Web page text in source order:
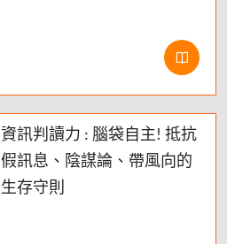
資訊判讀力 : 腦袋自主! 抵抗
假訊息、陰謀論、帶風向的
生存守則